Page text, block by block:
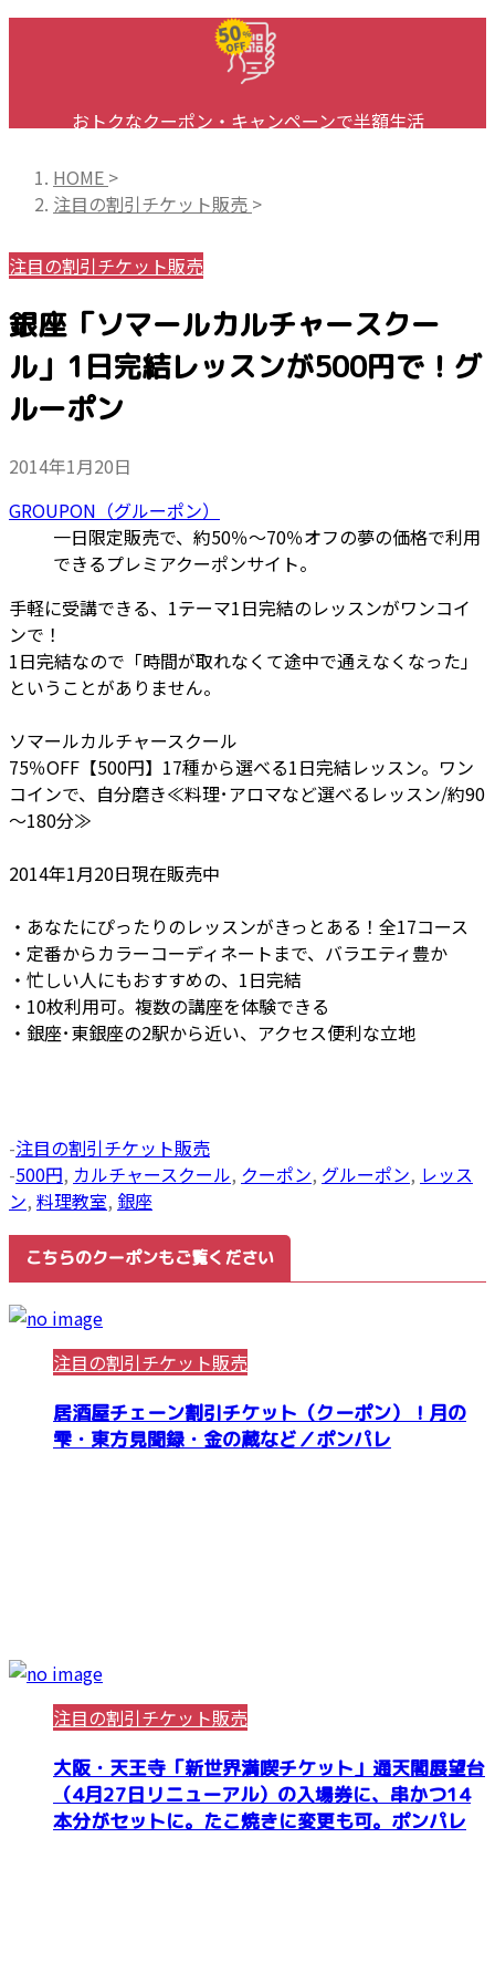
おトクなクーポン・キャンペーンで半額生活
HOME >
注目の割引チケット販売 >
注目の割引チケット販売
銀座「ソマールカルチャースクー
ル」1日完結レッスンが500円で！グ
ルーポン
2014年1月20日
GROUPON（グルーポン）
一日限定販売で、約50％～70％オフの夢の価格で利用
できるプレミアクーポンサイト。
手軽に受講できる、1テーマ1日完結のレッスンがワンコイ
ンで！
1日完結なので「時間が取れなくて途中で通えなくなった」
ということがありません。
ソマールカルチャースクール
75％OFF【500円】17種から選べる1日完結レッスン。ワン
コインで、自分磨き≪料理･アロマなど選べるレッスン/約90
～180分≫
2014年1月20日現在販売中
・あなたにぴったりのレッスンがきっとある！全17コース
・定番からカラーコーディネートまで、バラエティ豊か
・忙しい人にもおすすめの、1日完結
・10枚利用可。複数の講座を体験できる
・銀座･東銀座の2駅から近い、アクセス便利な立地
-注目の割引チケット販売
-500円, カルチャースクール, クーポン, グルーポン, レッス
ン, 料理教室, 銀座
こちらのクーポンもご覧ください
注目の割引チケット販売
居酒屋チェーン割引チケット（クーポン）！月の
雫・東方見聞録・金の蔵など／ポンパレ
注目の割引チケット販売
大阪・天王寺「新世界満喫チケット」通天閣展望台
（4月27日リニューアル）の入場券に、串かつ14
本分がセットに。たこ焼きに変更も可。ポンパレ